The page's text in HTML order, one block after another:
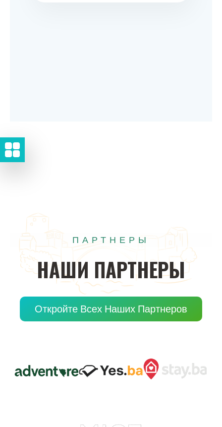
ПАРТНЕРЫ
НАШИ ПАРТНЕРЫ
Откройте Всех Наших Партнеров